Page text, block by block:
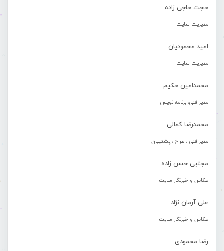
حجت حاجی زاده
مدیریت سایت
امید محمودیان
مدیریت سایت
محمدامین حکیم
مدیر فنی، برنامه نویس
محمدرضا کمالی
مدیر فنی ، طراح ، پشتیبان
مجتبی حسن زاده
عکاس و خبرنگار سایت
علی آرمان نژاد
عکاس و خبرنگار سایت
رضا محمودی